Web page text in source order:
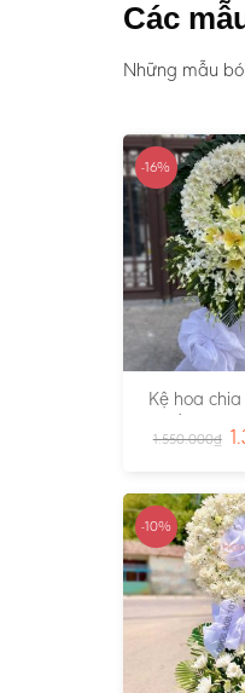
Các
Những mẫu
-16%
Kệ hoa
Trần Gian
1.550.000₫
-10%